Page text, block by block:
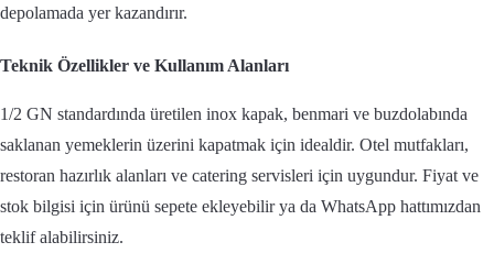
depolamada yer kazandırır.
Teknik Özellikler ve Kullanım Alanları
1/2 GN standardında üretilen inox kapak, benmari ve buzdolabında
saklanan yemeklerin üzerini kapatmak için idealdir. Otel mutfakları,
restoran hazırlık alanları ve catering servisleri için uygundur. Fiyat ve
stok bilgisi için ürünü sepete ekleyebilir ya da WhatsApp hattımızdan
teklif alabilirsiniz.